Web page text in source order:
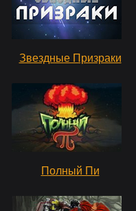
Звездные Призраки
Полный Пи